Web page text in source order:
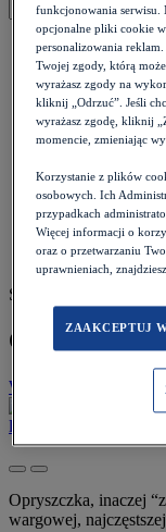
Strona główna >
Pacjent >
Choroby i
Infekcje i
Opryszczka -
Szacowany czas
Opryszczka -
Wróć do listy
lek. Aleksandra
Opryszczka, inaczej
wargowej,
funkcjonowania
opcjonalne pliki cookie
personalizowania
Twojej zgody, którą
wyrażasz zgody na
kliknij „Odrzuć”. Jeśli
wyrażasz zgodę, kliknij
momencie, zmieniając
Korzystanie z plików
osobowych. Ich
przypadkach
Więcej informacji o
oraz o przetwarzaniu
uprawnieniach,
ZAAKCEPTUJ